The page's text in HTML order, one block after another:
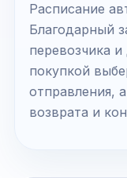
Расписание
Благодарный
перевозчика
покупкой
отправления,
возврата и